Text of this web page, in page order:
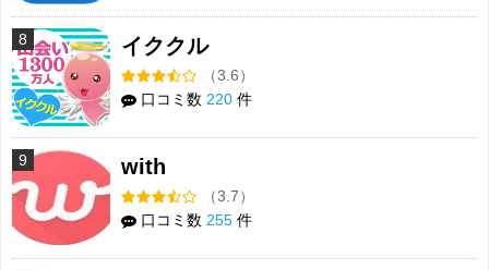
8 イククル
（3.6）
口コミ数 220 件
9 with
（3.7）
口コミ数 255 件